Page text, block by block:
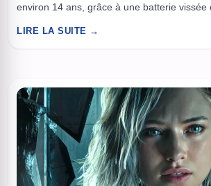
environ 14 ans, grâce à une batterie vissée
une idée : plus fin, plus collé, plus fermé. Le
LIRE LA SUITE →